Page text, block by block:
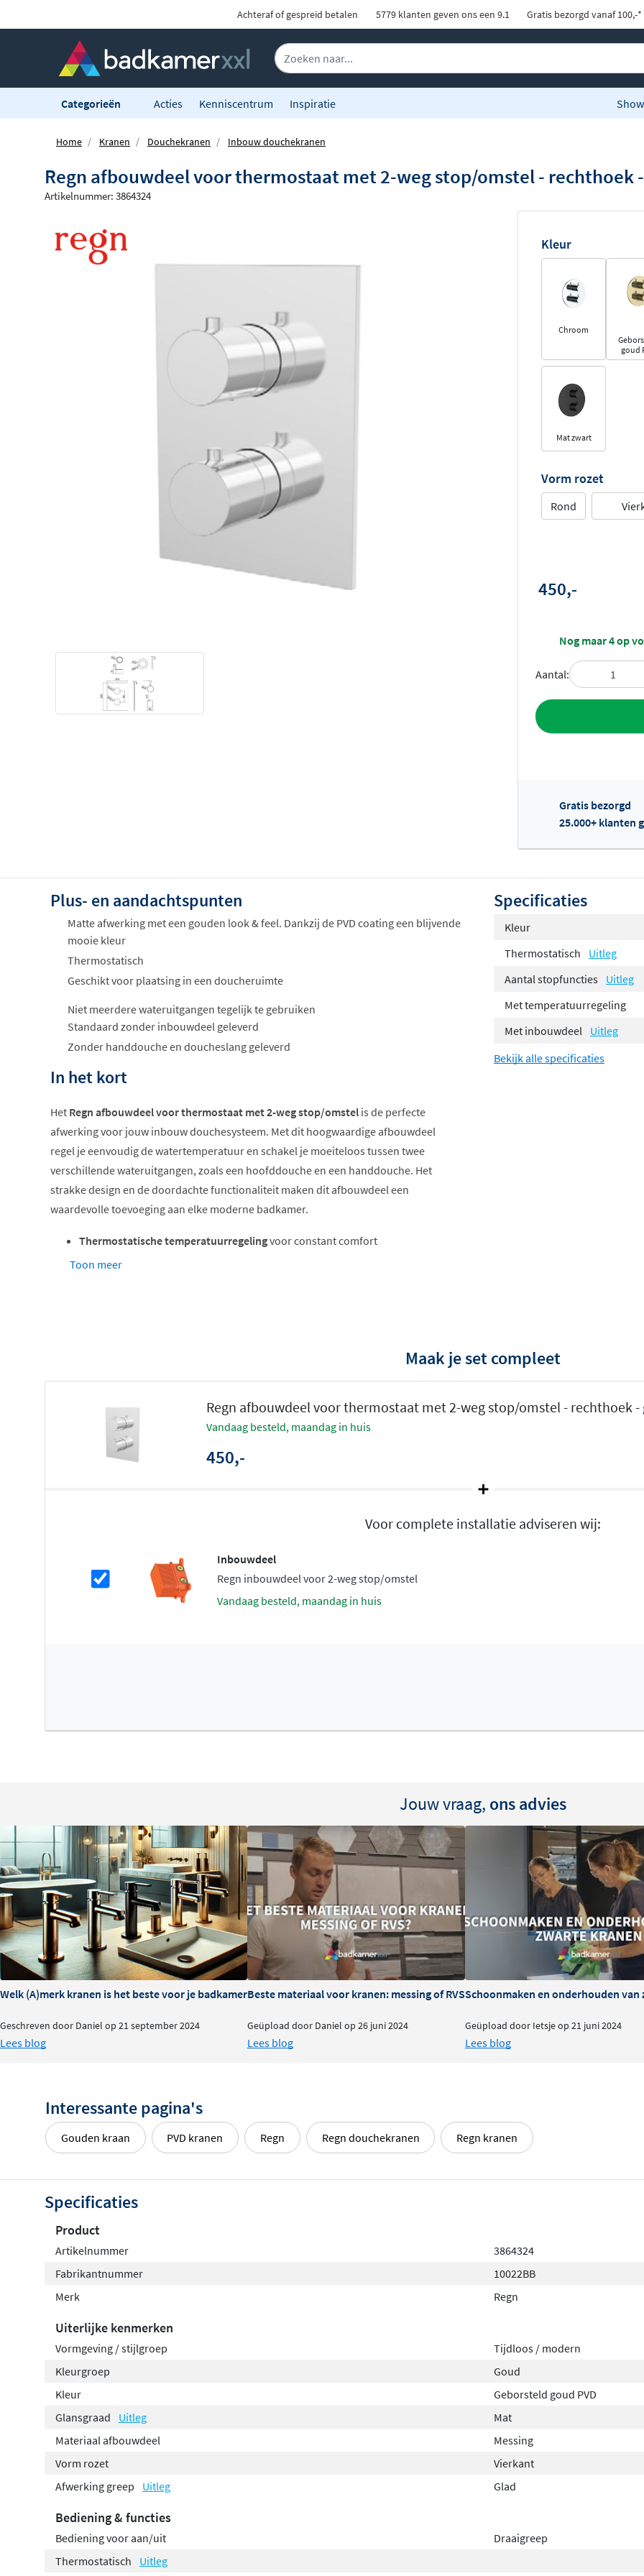
Achteraf of gespreid betalen 5779 klanten geven ons een 9.1 Gratis bezorgd vanaf 100,-*
Categorieën Acties Kenniscentrum Inspiratie
Home Kranen Douchekranen Inbouw douchekranen
Regn afbouwdeel voor thermostaat met 2-weg stop/omstel - rechthoek
Artikelnummer: 3864324
Kleur
Chroom
goud
Mat zwart
Vorm rozet
Rond
450,-
Nog maar 4 op
Aantal:
Gratis bezorgd
25.000+ klanten
Plus- en aandachtspunten
Matte afwerking met een gouden look & feel. Dankzij de PVD coating een blijvende
mooie kleur
Thermostatisch
Geschikt voor plaatsing in een doucheruimte
Niet meerdere wateruitgangen tegelijk te gebruiken
Standaard zonder inbouwdeel geleverd
Zonder handdouche en doucheslang geleverd
In het kort
Het Regn afbouwdeel voor thermostaat met 2-weg stop/omstel is de perfecte
afwerking voor jouw inbouw douchesysteem. Met dit hoogwaardige afbouwdeel
regel je eenvoudig de watertemperatuur en schakel je moeiteloos tussen twee
verschillende wateruitgangen, zoals een hoofddouche en een handdouche. Het
strakke design en de doordachte functionaliteit maken dit afbouwdeel een
waardevolle toevoeging aan elke moderne badkamer.
Thermostatische temperatuurregelingvoor constant comfort
2-weg stop/omstel functie
watertemperatuur tijdens het douchen. De ingebouwde temperatuurbegrenzing
voorkomt dat het water onverwacht te heet wordt, wat vooral belangrijk is voor
gezinnen met kinderen. Je stelt eenmalig jouw gewenste temperatuur in en de
thermostaat zorgt ervoor dat deze stabiel blijft, ongeacht drukschommelingen in de
wateruitgangen. Gebruik je graag eerst de handdouche en wil je daarna onder de
hoofddouche? Eén draai aan de greep is genoeg. Het afbouwdeel is geschikt voor
zowel bad als douche en biedt je maximale flexibiliteit in gebruik.
chroom,gun metal black PVD,mat zwartofgeborsteld koper PVD. Alle afwerkingen
Toon meer
Specificaties
Kleur
Thermostatisch
Uitleg
Aantal stopfuncties Uitleg
Met temperatuurregeling
Met inbouwdeel
Uitleg
Bekijk alle specificaties
Maak je set compleet
Regn afbouwdeel voor thermostaat met 2-weg stop/omstel - rechthoek
vandaag besteld, maandag in huis
450,-
Voor complete installatie adviseren wij:
Inbouwdeel
Regn inbouwdeel voor 2-weg stop/omstel
vandaag besteld, maandag in huis
Jouw vraag, ons advies
Welk (A)merk kranen is het beste voor je badkamer?
Geschreven door Daniel op 21 september 2024
Lees blog
Beste materiaal voor kranen: messing of RVS
Geüpload door Daniel op 26 juni 2024
Lees blog
Schoonmaken en onderhouden van
Geüpload door Ietsje op 21 juni 2024
Lees blog
Interessante pagina's
Gouden kraan PVD kranen Regn Regn douchekranen Regn kranen
Specificaties
Product
Artikelnummer
3864324
Fabrikantnummer
10022BB
Merk
Regn
Uiterlijke kenmerken
Vormgeving / stijlgroep
Tijdloos / modern
Kleurgroep
Goud
Kleur
Geborsteld goud PVD
Glansgraad
Uitleg
Mat
Materiaal afbouwdeel
Messing
Vorm rozet
Vierkant
Afwerking greep
Uitleg Glad
Bediening & functies
Bediening voor aan/uit
Draaigreep
Thermostatisch
Uitleg